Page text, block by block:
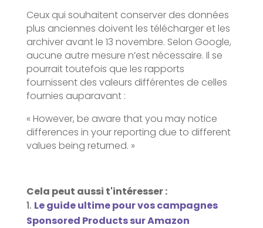
Ceux qui souhaitent conserver des données
plus anciennes doivent les télécharger et les
archiver avant le 13 novembre. Selon Google,
aucune autre mesure n’est nécessaire. Il se
pourrait toutefois que les rapports
fournissent des valeurs différentes de celles
fournies auparavant :
« However, be aware that you may notice
differences in your reporting due to different
values being returned. »
Cela peut aussi t'intéresser :
Le guide ultime pour vos campagnes
Sponsored Products sur Amazon